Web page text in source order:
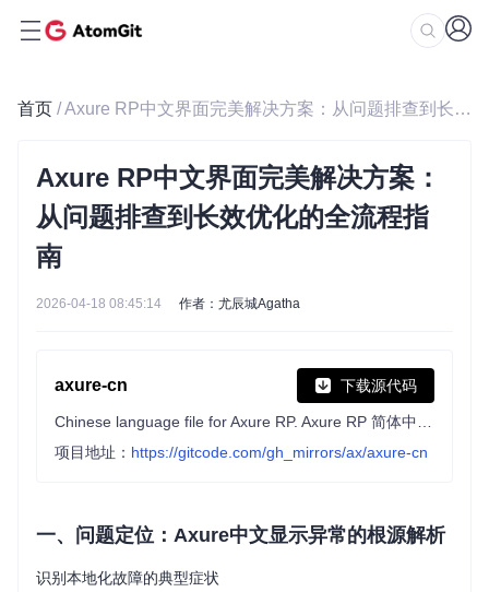
首页 / Axure RP中文界面完美解决方案：从问题排查到长效优化的全流程指南
Axure RP中文界面完美解决方案：
从问题排查到长效优化的全流程指
南
2026-04-18 08:45:14 作者：尤辰城Agatha
axure-cn 下载源代码
项目地址： https://gitcode.com/gh_mirrors/ax/axure-cn
一、问题定位：Axure中文显示异常的根源解析
识别本地化故障的典型症状